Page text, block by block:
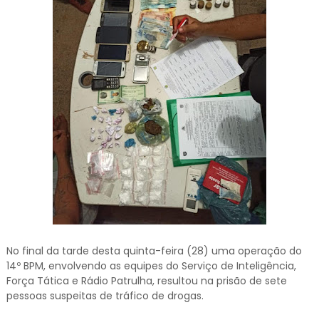
No final da tarde desta quinta-feira (28) uma operação do
14º BPM, envolvendo as equipes do Serviço de Inteligência,
Força Tática e Rádio Patrulha, resultou na prisão de sete
pessoas suspeitas de tráfico de drogas.